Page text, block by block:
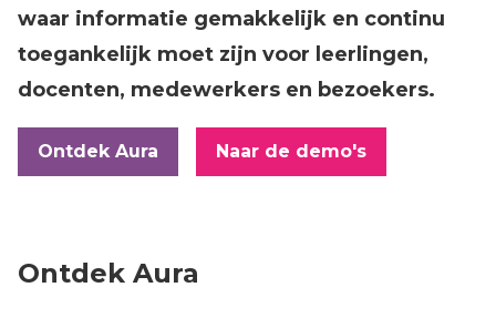
waar informatie gemakkelijk en continu
toegankelijk moet zijn voor leerlingen,
docenten, medewerkers en bezoekers.
Ontdek Aura Naar de demo's
Ontdek Aura